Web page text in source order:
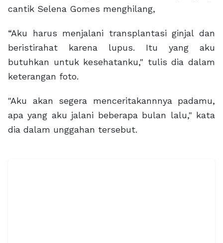
cantik Selena Gomes menghilang,
“Aku harus menjalani transplantasi ginjal dan
beristirahat karena lupus. Itu yang aku
butuhkan untuk kesehatanku," tulis dia dalam
keterangan foto.
"Aku akan segera menceritakannnya padamu,
apa yang aku jalani beberapa bulan lalu," kata
dia dalam unggahan tersebut.